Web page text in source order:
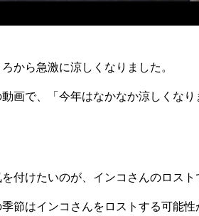
から急激に涼しくなりました。
画で、「今年はなかなか涼しくな
付けたいのが、インコさんのロスト
節はインコさんをロストする可能性